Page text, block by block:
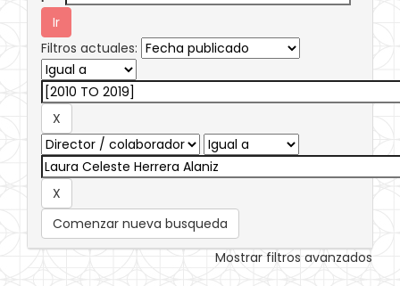
Filtros actuales:
Comenzar nueva busqueda
Mostrar filtros avanzados